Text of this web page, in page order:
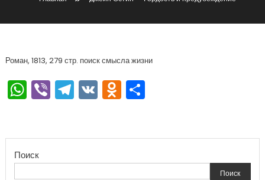
Роман, 1813, 279 стр. поиск смысла жизни
WhatsApp
ViberTelegram
VKOdnoklassniki
Отправить
Поиск
Поиск